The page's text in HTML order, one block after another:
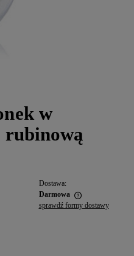
w
rubinową
Dostawa:
Darmowa
sprawdź formy dostawy